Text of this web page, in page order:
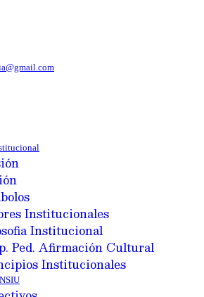
Institucionales
Institucional
Ped. Afirmación Cultural
Institucionales